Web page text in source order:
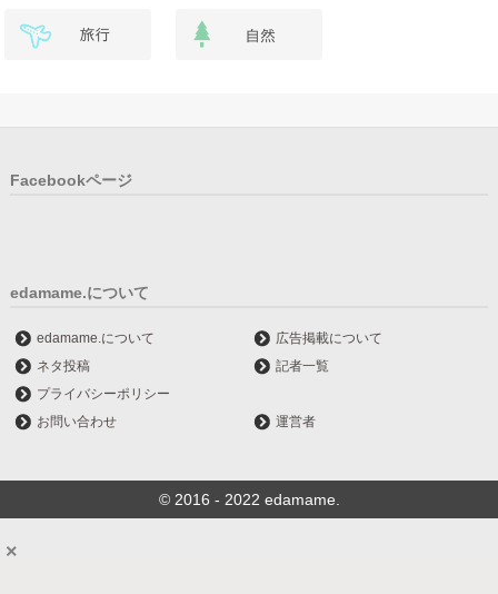
Facebookページ
edamame.について
edamame.について
広告掲載について
ネタ投稿
記者一覧
プライバシーポリシー
お問い合わせ
運営者
© 2016 - 2022 edamame.
×